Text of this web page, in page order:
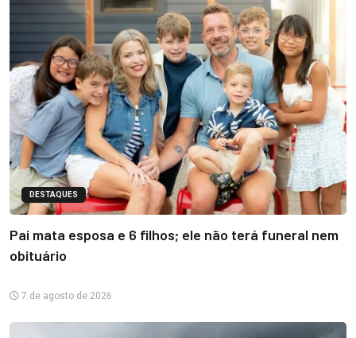
DESTAQUES
Pai mata esposa e 6 filhos; ele não terá funeral nem
obituário
7 de agosto de 2026